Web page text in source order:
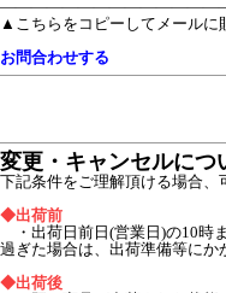
▲こちらをコピーしてメールに
お問合わせする
変更・キャンセルにつ
下記条件をご理解頂ける場合、
◆出荷前
・出荷日前日(営業日)の10時
過ぎた場合は、出荷準備等にか
◆出荷後